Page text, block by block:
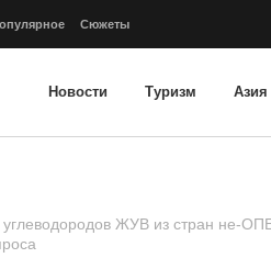
Сюжеты
Новости Туризм Азия
углеводородов ЖУВ из стран